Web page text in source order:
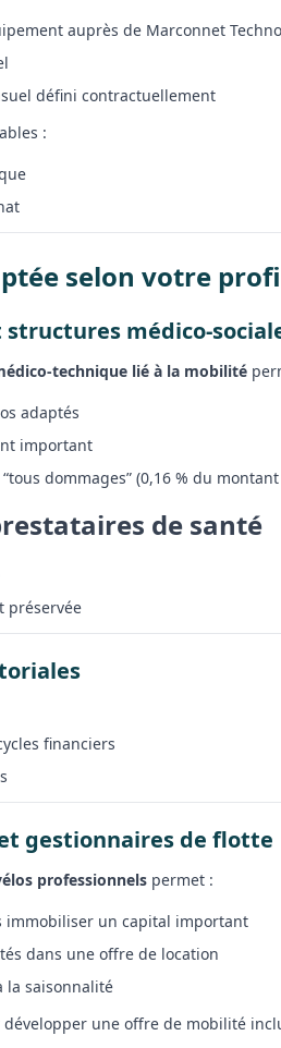
auprès de Marconnet
défini contractuellement
:
selon votre
médico-
technique lié à la mobilité
adaptés
important
dommages” (0,16 % du
de santé
préservée
financiers
gestionnaires de flotte
professionnels permet :
immobiliser un capital important
dans une offre de location
la saisonnalité
une offre de mobilité